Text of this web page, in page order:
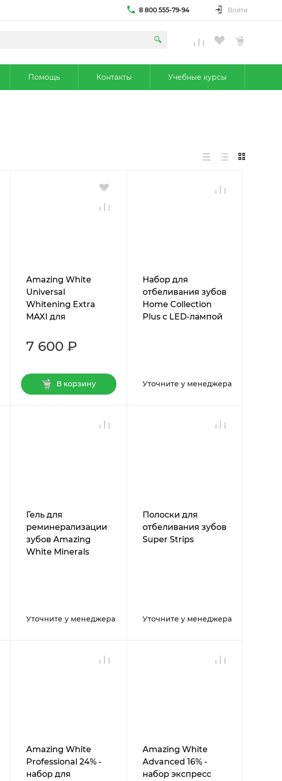
8 800 555-79-94 Войти
Помощь Контакты Учебные курсы
Amazing White
Universal
Whitening Extra
MAXI для
отбеливания
7 600 ₽
В корзину
Набор для
отбеливания зубов
Home Collection
Plus с LED-лампой
Уточните у менеджера
Гель для
реминерализации
зубов Amazing
White Minerals
Уточните у менеджера
Полоски для
отбеливания зубов
Super Strips
Уточните у менеджера
Amazing White
Professional 24% -
набор для
Amazing White
Advanced 16% -
набор экспресс